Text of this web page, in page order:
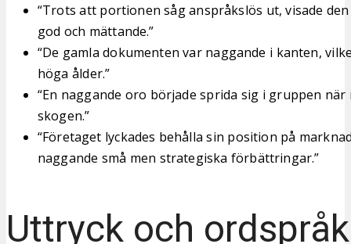
“Trots att portionen såg anspråkslös ut, visade
god och mättande.”
“De gamla dokumenten var naggande i kanten,
höga ålder.”
“En naggande oro började sprida sig i gruppen
skogen.”
“Företaget lyckades behålla sin position på
naggande små men strategiska förbättringar.”
Uttryck och ordspråk